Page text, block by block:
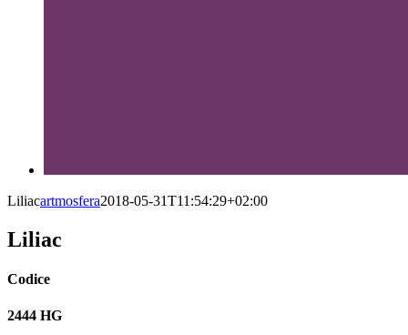
Liliacartmosfera2018-05-31T11:54:29+02:00
Liliac
Codice
2444 HG